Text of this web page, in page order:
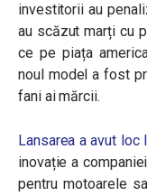
investitorii au
au scăzut marți cu
ce pe piața
noul model a fost
fani ai mărcii.
Lansarea a avut loc
inovație a
pentru motoarele